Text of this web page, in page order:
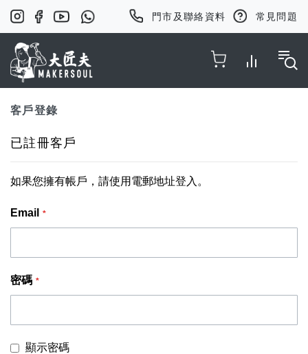
門市及聯絡資料 常見問題
客戶登錄
已註冊客戶
如果您擁有帳戶，請使用電郵地址登入。
Email
密碼
顯示密碼